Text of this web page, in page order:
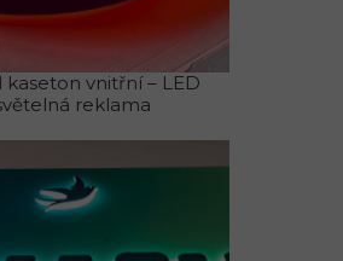
kaseton vnitřní – LED
reklama